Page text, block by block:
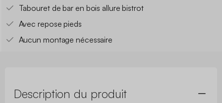
Tabouret de bar en bois allure bistrot
Avec repose pieds
Aucun montage nécessaire
Description du produit